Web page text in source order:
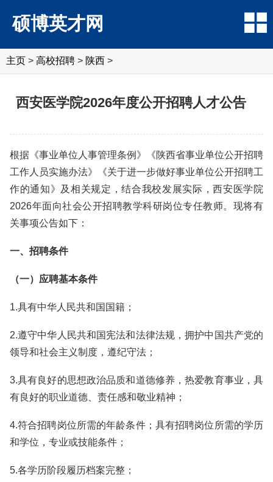
硕博英才网
主页 > 高校招聘 > 陕西 >
西安医学院2026年度公开招聘人才公告
根据《事业单位人事管理条例》《陕西省事业单位公开招聘
工作人员实施办法》《关于进一步做好事业单位公开招聘工
作的通知》及相关规定，结合我校发展实际，西安医学院
2026年面向社会公开招聘教学科研岗位专任教师。现将有
关事项公告如下：
一、招聘条件
（一）应聘基本条件
1.具有中华人民共和国国籍；
2.遵守中华人民共和国宪法和法律法规，拥护中国共产党的
领导和社会主义制度，遵纪守法；
3.具有良好的思想政治品质和道德修养，热爱教育事业，具
有良好的职业道德、责任感和敬业精神；
4.符合招聘岗位所需的年龄条件；具有招聘岗位所需的学历
和学位，专业或技能条件；
5.各学历阶段履历档案完整；